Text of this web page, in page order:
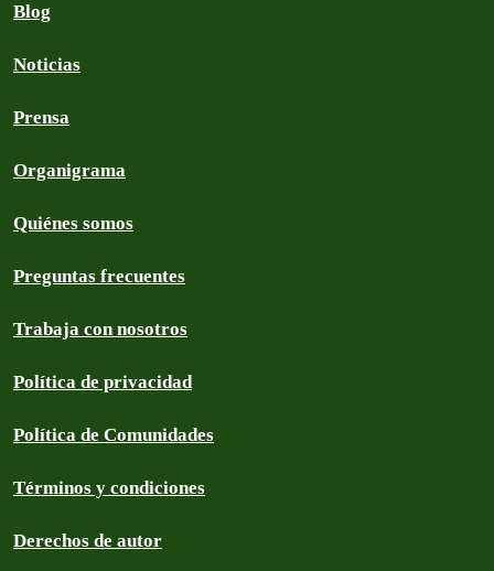
Blog
Noticias
Prensa
Organigrama
Quiénes somos
Preguntas frecuentes
Trabaja con nosotros
Política de privacidad
Política de Comunidades
Términos y condiciones
Derechos de autor